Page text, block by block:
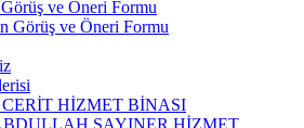
ve Öneri Formu
Görüş ve Öneri Formu
HİZMET BİNASI
SAYINER HİZMET